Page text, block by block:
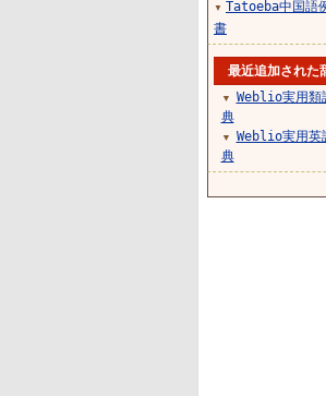
▼ Tatoeba中国語
書
最近追加された
▼
Weblio実用類
典
▼
Weblio実用英
典